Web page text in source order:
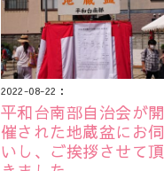
2022-08-22：
平和台南部自治会が開
催された地蔵盆にお伺
いし、ご挨拶させて頂